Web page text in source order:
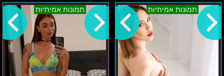
תמונות אמיתיות
קירה
בקריות
והסביבה
תמונות אמיתיות
באזור
הצפון-
ליזה-
בחורה
רוסיה
ישראלית
מגשימה
פנטזיות